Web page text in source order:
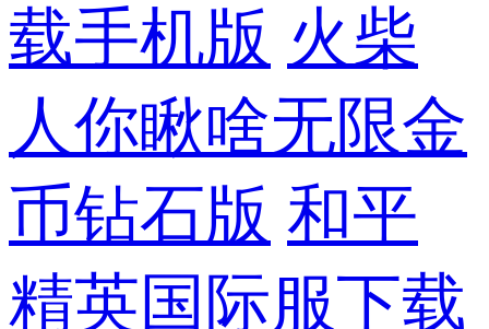
载手机版 火柴
人你瞅啥无限金
币钻石版 和平
精英国际服下载